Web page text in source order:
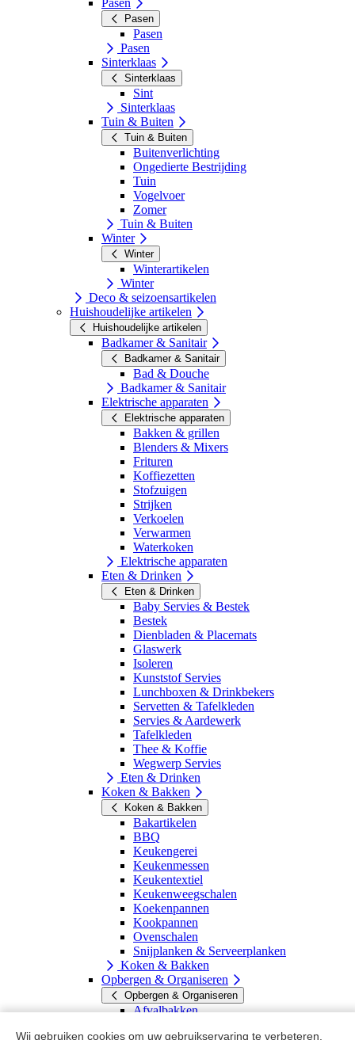
Wij gebruiken cookies om uw gebruikservaring te verbeteren.
Pasen
Pasen
Pasen
Sinterklaas
Sinterklaas
Sint
Sinterklaas
Tuin & Buiten
Tuin & Buiten
Buitenverlichting
Ongedierte Bestrijding
Tuin
Vogelvoer
Zomer
Tuin & Buiten
Winter
Winter
Winterartikelen
Winter
Deco & seizoensartikelen
Huishoudelijke artikelen
Huishoudelijke artikelen
Badkamer & Sanitair
Badkamer & Sanitair
Bad & Douche
Badkamer & Sanitair
Elektrische apparaten
Elektrische apparaten
Bakken & grillen
Blenders & Mixers
Frituren
Koffiezetten
Stofzuigen
Strijken
Verkoelen
Verwarmen
Waterkoken
Elektrische apparaten
Eten & Drinken
Eten & Drinken
Baby Servies & Bestek
Bestek
Dienbladen & Placemats
Glaswerk
Isoleren
Kunststof Servies
Lunchboxen & Drinkbekers
Servetten & Tafelkleden
Servies & Aardewerk
Tafelkleden
Thee & Koffie
Wegwerp Servies
Eten & Drinken
Koken & Bakken
Koken & Bakken
Bakartikelen
BBQ
Keukengerei
Keukenmessen
Keukentextiel
Keukenweegschalen
Koekenpannen
Kookpannen
Ovenschalen
Snijplanken & Serveerplanken
Koken & Bakken
Opbergen & Organiseren
Opbergen & Organiseren
Afvalbakken